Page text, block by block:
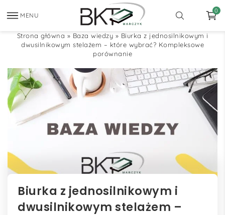
MENU
0
Strona główna » Baza wiedzy » Biurka z jednosilnikowym i
dwusilnikowym stelażem – które wybrać? Kompleksowe
porównanie
Biurka z jednosilnikowym i
dwusilnikowym stelażem –